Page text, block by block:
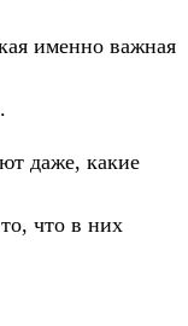
именно важная
даже, какие
что в них